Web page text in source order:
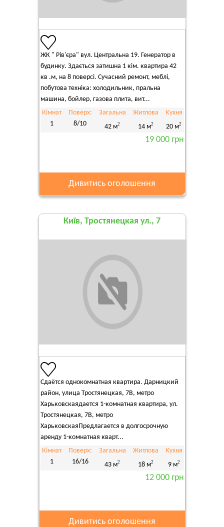
ЖК " Рів'єра" вул. Центральна 19. Генератор в
будинку. Здається затишна 1 кім. квартира 42
кв .м, на 8 поверсі. Сучасний ремонт, меблі,
побутова техніка: холодильник, пральна
машина, бойлер, газова плита, вит...
Кімнат
1
Поверх:
8/10
Загальна
42 м2
Житлова
14 м2
Кухня
20 м2
19 000 грн
Дивитись оголошення
Київ, Тростянецкая ул., 7
Сдаётся однокомнатная квартира. Дарницкий
район, улица Тростянецкая, 7В, метро
Харьковскаядается 1-комнатная квартира, ул.
Тростянецкая, 7В, метро
ХарьковскаяПредлагается в долгосрочную
аренду 1-комнатная кварт...
Кімнат
1
Поверх:
16/16
Загальна
43 м2
Житлова
18 м2
Кухня
9 м2
12 000 грн
Дивитись оголошення